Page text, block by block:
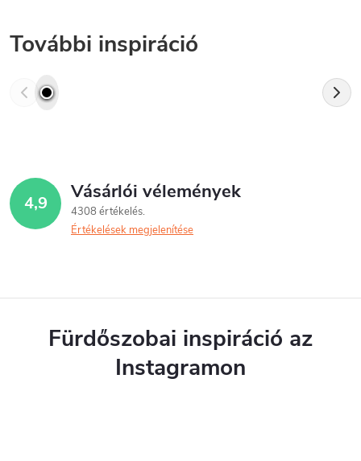
További inspiráció
4,9 Vásárlói vélemények
4308 értékelés
Értékelések megjelenítése
Fürdőszobai inspiráció az
Instagramon